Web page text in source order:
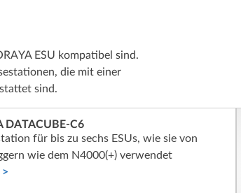
ESU kompatibel sind.
die mit einer
sind.
DATACUBE-C6
für bis zu sechs ESUs, wie sie von
wie dem N4000(+) verwendet